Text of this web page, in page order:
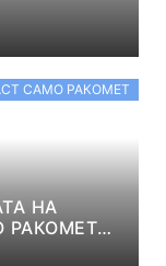
САМО РАКОМЕТ
НА
РАКОМЕТ